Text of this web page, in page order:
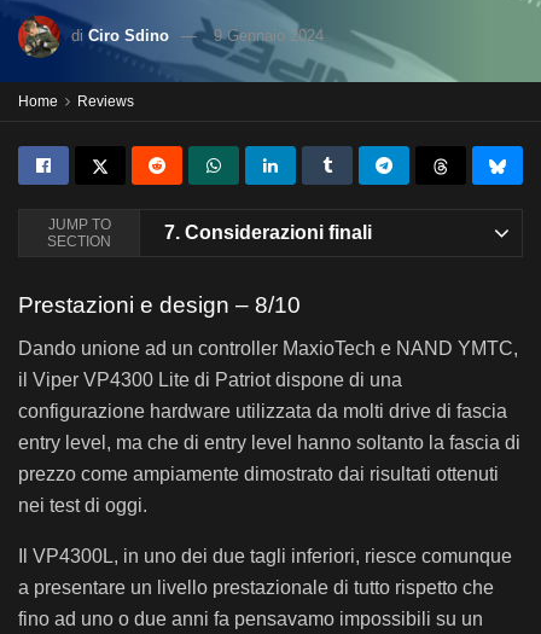
di Ciro Sdino 9 Gennaio 2024
Home Reviews
JUMP TO
SECTION
7. Considerazioni finali
Prestazioni e design – 8/10
Dando unione ad un controller MaxioTech e NAND YMTC,
il Viper VP4300 Lite di Patriot dispone di una
configurazione hardware utilizzata da molti drive di fascia
entry level, ma che di entry level hanno soltanto la fascia di
prezzo come ampiamente dimostrato dai risultati ottenuti
nei test di oggi.
Il VP4300L, in uno dei due tagli inferiori, riesce comunque
a presentare un livello prestazionale di tutto rispetto che
fino ad uno o due anni fa pensavamo impossibili su un